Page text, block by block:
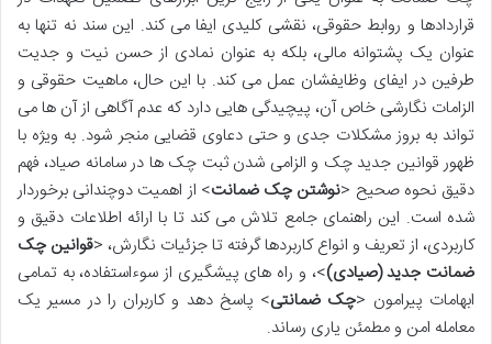
قراردادها و روابط حقوقی، نقشی کلیدی ایفا می کند. این سند نه تنها به
عنوان یک پشتوانه مالی، بلکه به عنوان نمادی از حسن نیت و جدیت
طرفین در ایفای وظایفشان عمل می کند. با این حال، ماهیت حقوقی و
الزامات نگارشی خاص آن، پیچیدگی هایی دارد که عدم آگاهی از آن ها می
تواند به بروز مشکلات جدی و حتی دعاوی قضایی منجر شود. به ویژه با
ظهور قوانین جدید چک و الزامی شدن ثبت چک ها در سامانه صیاد، فهم
دقیق نحوه صحیح <نوشتن چک ضمانت> از اهمیت دوچندانی برخوردار
شده است. این راهنمای جامع تلاش می کند تا با ارائه اطلاعات دقیق و
کاربردی، از تعریف و انواع کاربردها گرفته تا جزئیات نگارش، <قوانین چک
ضمانت جدید (صیادی)>، و راه های پیشگیری از سوءاستفاده، به تمامی
ابهامات پیرامون <چک ضمانتی> پاسخ دهد و کاربران را در مسیر یک
معامله امن و مطمئن یاری رساند.